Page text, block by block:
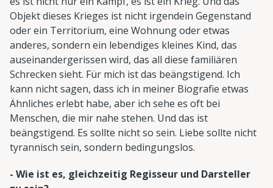
Objekt dieses Krieges ist nicht irgendein Gegenstand
oder ein Territorium, eine Wohnung oder etwas
anderes, sondern ein lebendiges kleines Kind, das
auseinandergerissen wird, das all diese familiären
Schrecken sieht. Für mich ist das beängstigend. Ich
kann nicht sagen, dass ich in meiner Biografie etwas
Ähnliches erlebt habe, aber ich sehe es oft bei
Menschen, die mir nahe stehen. Und das ist
beängstigend. Es sollte nicht so sein. Liebe sollte nicht
tyrannisch sein, sondern bedingungslos.
- Wie ist es, gleichzeitig Regisseur und Darsteller